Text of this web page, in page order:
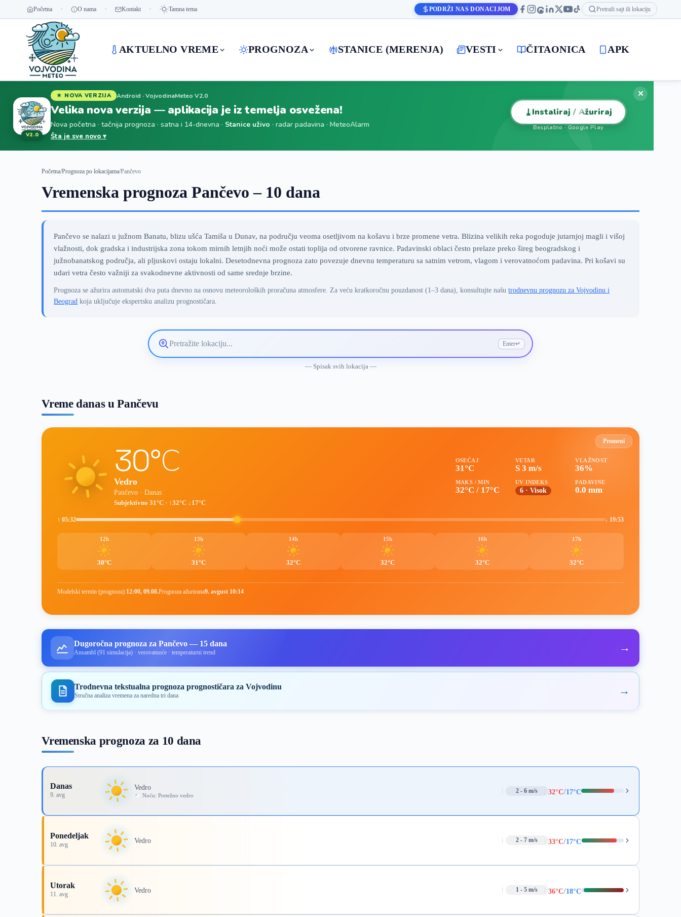
Početna O nama Kontakt Tamna tema PODRŽI NAS DONACIJOM Pretraži sajt ili lokaciju
AKTUELNO VREME PROGNOZA STANICE (MERENJA) VESTI ČITAONICA APK
V2.0
★ NOVA VERZIJA Android · VojvodinaMeteo V2.0
Velika nova verzija — aplikacija je iz temelja osvežena!
Nova početna · tačnija prognoza · satna i 14-dnevna · Stanice uživo · radar padavina · MeteoAlarm
Šta je sve novo ▾
⤓Instaliraj / Ažuriraj
Besplatno · Google Play
✕
Početna/Prognoza po lokacijama/Pančevo
Vremenska prognoza Pančevo – 10 dana
Pančevo se nalazi u južnom Banatu, blizu ušća Tamiša u Dunav, na području veoma osetljivom na košavu i brze promene vetra. Blizina velikih reka pogoduje jutarnjoj magli i višoj
vlažnosti, dok gradska i industrijska zona tokom mirnih letnjih noći može ostati toplija od otvorene ravnice. Padavinski oblaci često prelaze preko šireg beogradskog i
južnobanatskog područja, ali pljuskovi ostaju lokalni. Desetodnevna prognoza zato povezuje dnevnu temperaturu sa satnim vetrom, vlagom i verovatnoćom padavina. Pri košavi su
udari vetra često važniji za svakodnevne aktivnosti od same srednje brzine.
Prognoza se ažurira automatski dva puta dnevno na osnovu meteoroloških proračuna atmosfere. Za veću kratkoročnu pouzdanost (1–3 dana), konsultujte našutrodnevnu prognozu za Vojvodinu i
Beograd koja uključuje ekspertsku analizu prognostičara.
Pretražite
lokaciju
Enter↵
— Spisak svih lokacija —
Vreme danas u Pančevu
Promeni
30°C
Vedro
Pančevo · Danas
Subjektivno 31°C · ↑32°C ↓17°C
OSEĆAJ
31°C
VETAR
S 3 m/s
VLAŽNOST
36%
MAKS / MIN
32°C / 17°C
UV INDEKS
6 · Visok
PADAVINE
0.0 mm
↑ 05:32 ↓ 19:53
12h
30°C
13h
31°C
14h
32°C
15h
32°C
16h
32°C
17h
32°C
Modelski termin (prognoza):12:00, 09.08.Prognoza ažurirana9. avgust 10:14
Dugoročna prognoza za Pančevo — 15 dana
Ansambl (91 simulacija) · verovatnoće · temperaturni trend →
Trodnevna tekstualna prognoza prognostičara za Vojvodinu
Stručna analiza vremena za naredna tri dana →
Vremenska prognoza za 10 dana
Danas
9. avg
Vedro
Noću: Pretežno vedro
2 - 6 m/s 32°C/17°C
Ponedeljak
10. avg Vedro 2 - 7 m/s 33°C/17°C
Utorak
11. avg Vedro 1 - 5 m/s 36°C/18°C